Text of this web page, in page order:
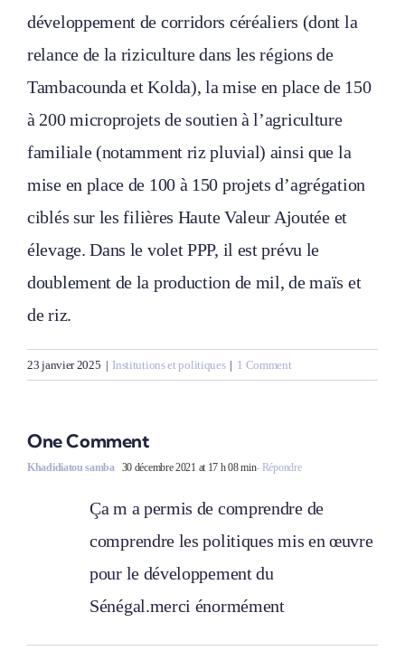
développement de corridors céréaliers (dont la
relance de la riziculture dans les régions de
Tambacounda et Kolda), la mise en place de 150
à 200 microprojets de soutien à l’agriculture
familiale (notamment riz pluvial) ainsi que la
mise en place de 100 à 150 projets d’agrégation
ciblés sur les filières Haute Valeur Ajoutée et
élevage. Dans le volet PPP, il est prévu le
doublement de la production de mil, de maïs et
de riz.
23 janvier 2025 | Institutions et politiques | 1 Comment
One Comment
Khadidiatou samba 30 décembre 2021 at 17 h 08 min- Répondre
Ça m a permis de comprendre de
comprendre les politiques mis en œuvre
pour le développement du
Sénégal.merci énormément